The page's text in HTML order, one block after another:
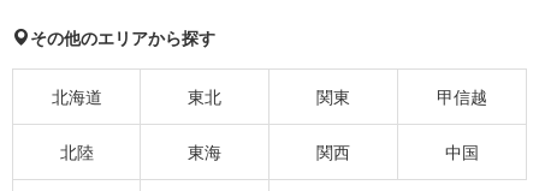
その他のエリアから探す
北海道 東北 関東 甲信越
北陸 東海 関西 中国